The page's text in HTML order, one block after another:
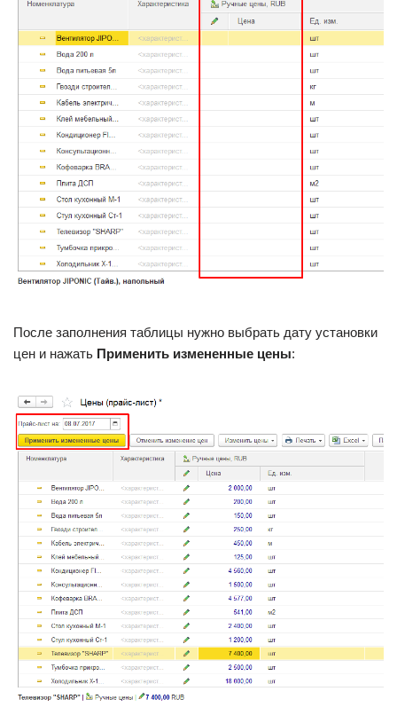
После заполнения таблицы нужно выбрать дату установки
цен и нажать Применить измененные цены: